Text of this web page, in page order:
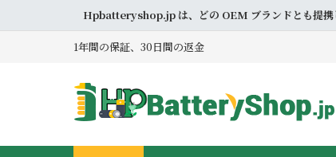
Hpbatteryshop.jp は、どの OEM ブランドとも提携
1年間の保証、30日間の返金